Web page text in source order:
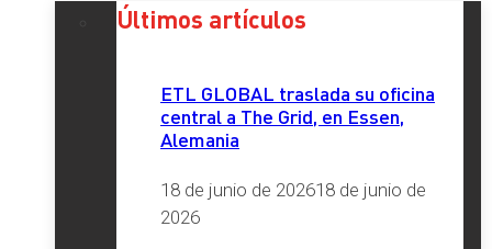
Últimos artículos
ETL GLOBAL traslada su oficina
central a The Grid, en Essen,
Alemania
18 de junio de 202618 de junio de
2026